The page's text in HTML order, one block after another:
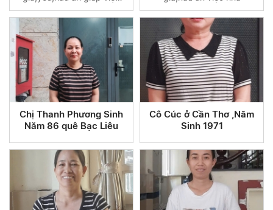
gia đình
Chị Thanh Phương Sinh
Năm 86 quê Bạc Liêu
Cô Cúc ở Cần Thơ ,Năm
Sinh 1971